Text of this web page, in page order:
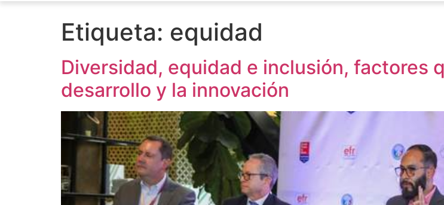
Etiqueta: equidad
Diversidad, equidad e inclusión, factores
desarrollo y la innovación